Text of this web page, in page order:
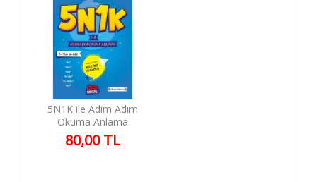
5N1K ile Adım Adım
Okuma Anlama
80,00 TL